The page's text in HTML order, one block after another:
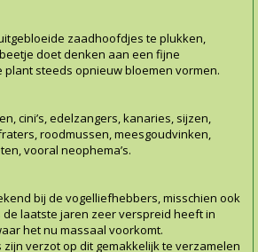
zaadhoofdjes te plukken,
doet denken aan een fijne
plant steeds opnieuw bloemen vormen.
cini’s, edelzangers, kanaries, sijzen,
roodmussen, meesgoudvinken,
vooral neophema’s.
bij de vogelliefhebbers, misschien ook
de laatste jaren zeer verspreid heeft in
het nu massaal voorkomt.
verzot op dit gemakkelijk te verzamelen